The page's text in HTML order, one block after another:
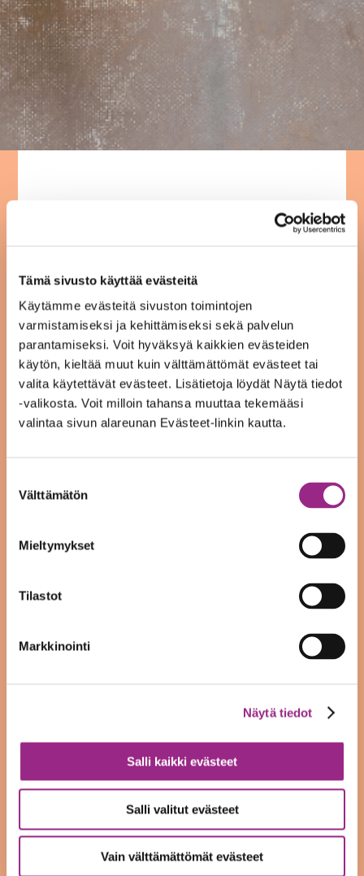
Tämä sivusto käyttää evästeitä
Käytämme evästeitä sivuston toimintojen
varmistamiseksi ja kehittämiseksi sekä palvelun
parantamiseksi. Voit hyväksyä kaikkien evästeiden
käytön, kieltää muut kuin välttämättömät evästeet tai
valita käytettävät evästeet. Lisätietoja löydät Näytä tiedot
-valikosta. Voit milloin tahansa muuttaa tekemääsi
valintaa sivun alareunan Evästeet-linkin kautta.
valinta
Välttämätön
Mieltymykset
Tilastot
Markkinointi
Näytä tiedot
Salli kaikki evästeet
Salli valitut evästeet
Vain välttämättömät evästeet
Kahvilatoimintamme
Sytyke on toteuttanut kahvilatoimintaa
Ylivieskan terveyskeskuksessa vuodesta 2013
mm. kahvia, suolaisia ja makeita leivonnaisia sekä
Sytykkeen valmennuspalveluissa oleville
asiakkaille kahvila on tarjonnut mahdollisuuden
suljettuna koronatilanteesta johtuen 18.3.2020
resurssejamme muuhun toimintaamme ja
lakkautamme kahvilatoiminnan. Jo vastaanotetut
kahvitustilaukset hoidamme 30.9.2020 saakka.
Kiitämme kahvilan asiakkaitamme sekä